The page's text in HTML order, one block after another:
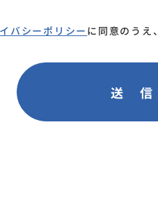
バシーポリシー に同意のうえ、